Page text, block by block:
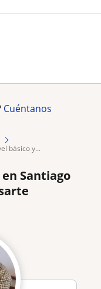
Cuéntanos
básico y...
Santiago